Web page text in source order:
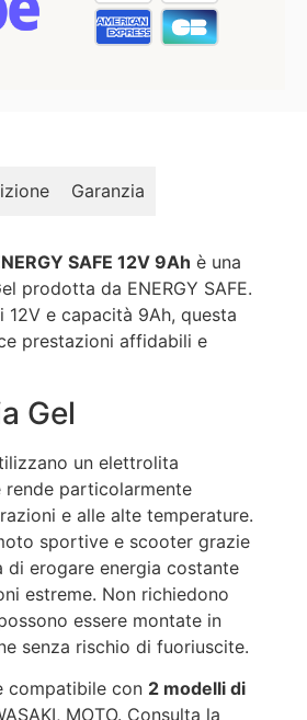
Garanzia
SAFE 12V 9Ah è una
prodotta da ENERGY SAFE.
12V e capacità 9Ah, questa
prestazioni affidabili e
Gel
un elettrolita
rende particolarmente
e alle alte temperature.
sportive e scooter grazie
di erogare energia costante
estreme. Non richiedono
essere montate in
senza rischio di fuoriuscite.
compatibile con 2 modelli di
MOTO. Consulta la